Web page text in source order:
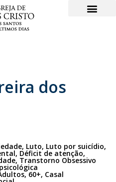
dos
Luto, Luto por suicídio,
Déficit de atenção,
Transtorno Obsessivo
60+, Casal